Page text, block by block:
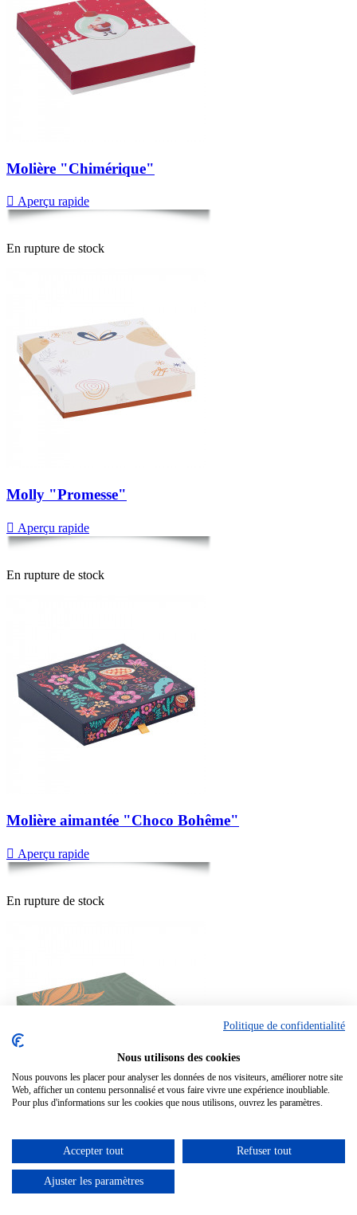
Molière "Chimérique"
 Aperçu rapide
En rupture de stock
Molly "Promesse"
 Aperçu rapide
En rupture de stock
Molière aimantée "Choco Bohême"
 Aperçu rapide
En rupture de stock
Molière "L’Aventure Gourmande"
Aperçu rapide
Politique de confidentialité
Nous utilisons des cookies
Nous pouvons les placer pour analyser les données de nos visiteurs, améliorer notre site
Web, afficher un contenu personnalisé et vous faire vivre une expérience inoubliable.
Pour plus d'informations sur les cookies que nous utilisons, ouvrez les paramètres.
Accepter tout Refuser tout
Ajuster les paramètres